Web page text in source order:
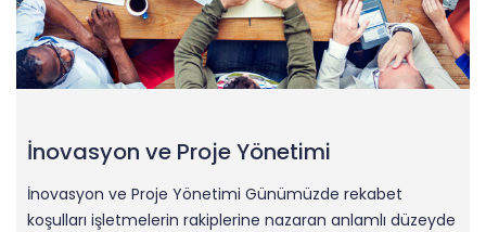
İnovasyon ve Proje Yönetimi
İnovasyon ve Proje Yönetimi Günümüzde rekabet
koşulları işletmelerin rakiplerine nazaran anlamlı düzeyde